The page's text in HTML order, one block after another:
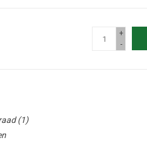
+
-
(1)